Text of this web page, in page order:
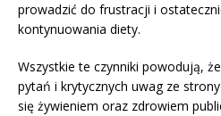
prowadzić do frustracji i
kontynuowania diety.
Wszystkie te czynniki powodują,
pytań i krytycznych uwag ze
się żywieniem oraz zdrowiem